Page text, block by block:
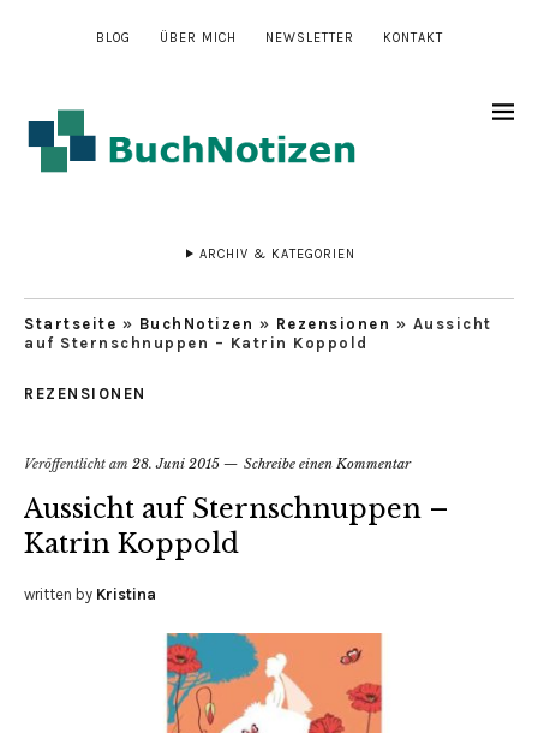
BLOG ÜBER MICH NEWSLETTER KONTAKT
ARCHIV & KATEGORIEN
Startseite » BuchNotizen » Rezensionen » Aussicht
auf Sternschnuppen – Katrin Koppold
REZENSIONEN
Veröffentlicht am 28. Juni 2015 Schreibe einen Kommentar
Aussicht auf Sternschnuppen –
Katrin Koppold
written by Kristina